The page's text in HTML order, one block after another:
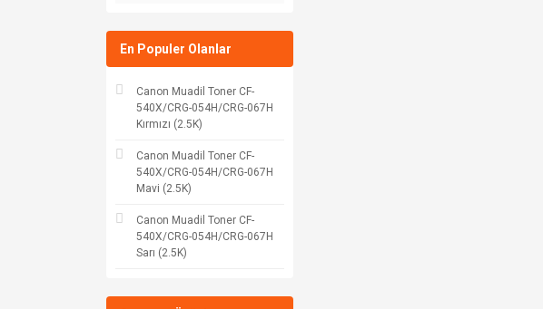
En Populer Olanlar
Canon Muadil Toner CF-
540X/CRG-054H/CRG-067H
Kırmızı (2.5K)
Canon Muadil Toner CF-
540X/CRG-054H/CRG-067H
Mavi (2.5K)
Canon Muadil Toner CF-
540X/CRG-054H/CRG-067H
Sarı (2.5K)